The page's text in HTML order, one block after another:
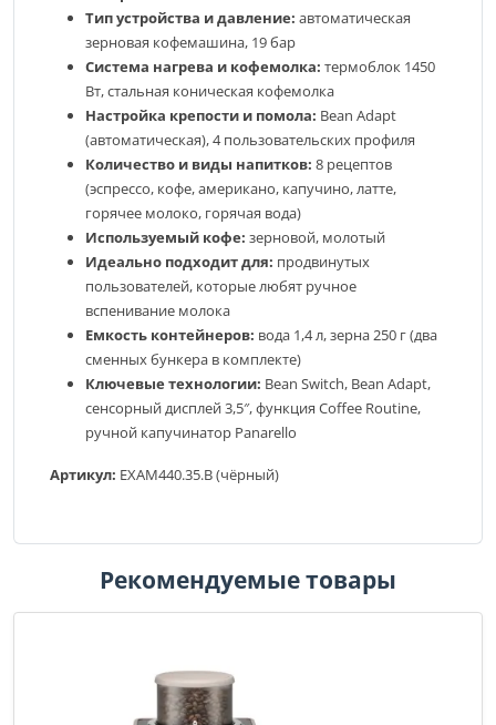
Тип устройства и давление: автоматическая
зерновая кофемашина, 19 бар
Система нагрева и кофемолка: термоблок 1450
Вт, стальная коническая кофемолка
Настройка крепости и помола: Bean Adapt
(автоматическая), 4 пользовательских профиля
Количество и виды напитков: 8 рецептов
(эспрессо, кофе, американо, капучино, латте,
горячее молоко, горячая вода)
Используемый кофе: зерновой, молотый
Идеально подходит для: продвинутых
пользователей, которые любят ручное
вспенивание молока
Емкость контейнеров: вода 1,4 л, зерна 250 г (два
сменных бункера в комплекте)
Ключевые технологии: Bean Switch, Bean Adapt,
сенсорный дисплей 3,5″, функция Coffee Routine,
ручной капучинатор Panarello
Артикул: EXAM440.35.B (чёрный)
Рекомендуемые товары